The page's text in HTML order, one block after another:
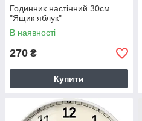
Годинник настінний 30см
"Ящик яблук"
В наявності
270 ₴
Купити